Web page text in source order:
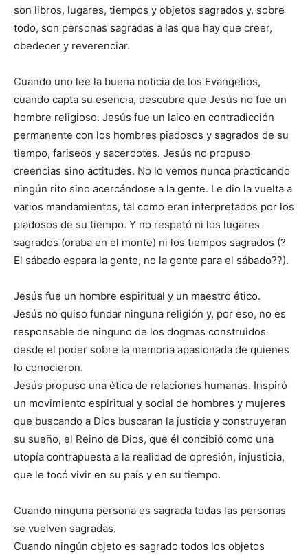
son libros, lugares, tiempos y objetos sagrados y, sobre
todo, son personas sagradas a las que hay que creer,
obedecer y reverenciar.
Cuando uno lee la buena noticia de los Evangelios,
cuando capta su esencia, descubre que Jesús no fue un
hombre religioso. Jesús fue un laico en contradicción
permanente con los hombres piadosos y sagrados de su
tiempo, fariseos y sacerdotes. Jesús no propuso
creencias sino actitudes. No lo vemos nunca practicando
ningún rito sino acercándose a la gente. Le dio la vuelta a
varios mandamientos, tal como eran interpretados por los
piadosos de su tiempo. Y no respetó ni los lugares
sagrados (oraba en el monte) ni los tiempos sagrados (?
El sábado espara la gente, no la gente para el sábado??).
Jesús fue un hombre espiritual y un maestro ético.
Jesús no quiso fundar ninguna religión y, por eso, no es
responsable de ninguno de los dogmas construidos
desde el poder sobre la memoria apasionada de quienes
lo conocieron.
Jesús propuso una ética de relaciones humanas. Inspiró
un movimiento espiritual y social de hombres y mujeres
que buscando a Dios buscaran la justicia y construyeran
su sueño, el Reino de Dios, que él concibió como una
utopía contrapuesta a la realidad de opresión, injusticia,
que le tocó vivir en su país y en su tiempo.
Cuando ninguna persona es sagrada todas las personas
se vuelven sagradas.
Cuando ningún objeto es sagrado todos los objetos